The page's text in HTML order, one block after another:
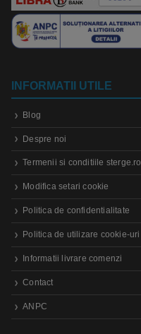
INFORMATII UTILE
Blog
Despre noi
Termenii si conditiile sterge.ro
Modifica setari cookie
Politica de confidentialitate
Politica de utilizare cookie-uri
Informatii livrare comenzi
Contact
ANPC